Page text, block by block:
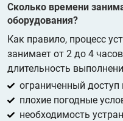
Сколько времени
оборудования?
Как правило, процесс
занимает от 2 до 4
длительность
ограниченный
плохие погодные
необходимость